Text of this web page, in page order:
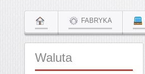
FABRYKA
Waluta